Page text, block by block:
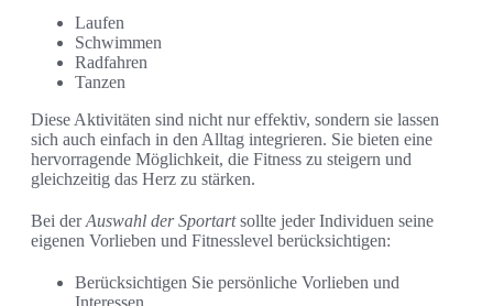
Laufen
Schwimmen
Radfahren
Tanzen
Diese Aktivitäten sind nicht nur effektiv, sondern sie lassen
sich auch einfach in den Alltag integrieren. Sie bieten eine
hervorragende Möglichkeit, die Fitness zu steigern und
gleichzeitig das Herz zu stärken.
Bei derAuswahl der Sportartsollte jeder Individuen seine
eigenen Vorlieben und Fitnesslevel berücksichtigen:
Berücksichtigen Sie persönliche Vorlieben und